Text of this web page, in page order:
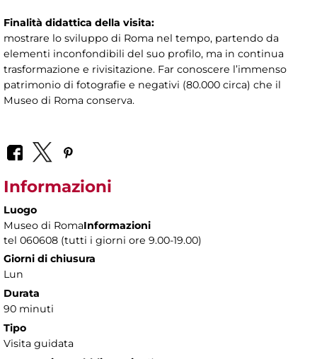
Finalità didattica della visita:
mostrare lo sviluppo di Roma nel tempo, partendo da
elementi inconfondibili del suo profilo, ma in continua
trasformazione e rivisitazione. Far conoscere l’immenso
patrimonio di fotografie e negativi (80.000 circa) che il
Museo di Roma conserva.
Informazioni
Luogo
Museo di RomaInformazioni
tel 060608 (tutti i giorni ore 9.00-19.00)
Giorni di chiusura
Lun
Durata
90 minuti
Tipo
Visita guidata